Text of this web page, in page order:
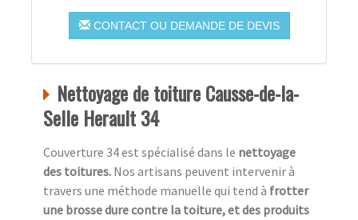
CONTACT OU DEMANDE DE DEVIS
Nettoyage de toiture Causse-de-la-
Selle Herault 34
Couverture 34 est spécialisé dans le nettoyage
des toitures. Nos artisans peuvent intervenir à
travers une méthode manuelle qui tend à frotter
une brosse dure contre la toiture, et des produits